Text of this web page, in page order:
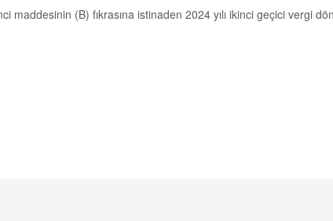
maddesinin (B) fıkrasına istinaden 2024 yılı ikinci geçici vergi